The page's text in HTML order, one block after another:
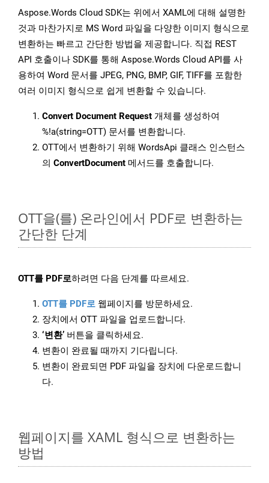
Aspose.Words Cloud SDK는 위에서 XAML에 대해 설명한
것과 마찬가지로 MS Word 파일을 다양한 이미지 형식으로
변환하는 빠르고 간단한 방법을 제공합니다. 직접 REST
API 호출이나 SDK를 통해 Aspose.Words Cloud API를 사
용하여 Word 문서를 JPEG, PNG, BMP, GIF, TIFF를 포함한
여러 이미지 형식으로 쉽게 변환할 수 있습니다.
Convert Document Request 개체를 생성하여
%!a(string=OTT) 문서를 변환합니다.
OTT에서 변환하기 위해 WordsApi 클래스 인스턴스
의 ConvertDocument 메서드를 호출합니다.
OTT을(를) 온라인에서 PDF로 변환하는
간단한 단계
OTT를 PDF로하려면 다음 단계를 따르세요.
OTT를 PDF로 웹페이지를 방문하세요.
장치에서 OTT 파일을 업로드합니다.
‘변환’ 버튼을 클릭하세요.
변환이 완료될 때까지 기다립니다.
변환이 완료되면 PDF 파일을 장치에 다운로드합니
다.
웹페이지를 XAML 형식으로 변환하는
방법